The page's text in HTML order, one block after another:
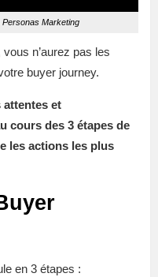
Marketing
n’aurez pas les
buyer journey.
attentes et
cours des 3 étapes de
les actions les plus
en 3 étapes :